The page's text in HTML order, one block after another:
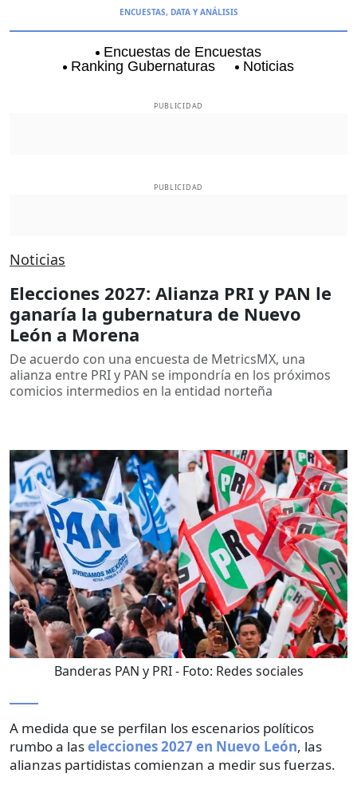
ENCUESTAS, DATA Y ANÁLISIS
Encuestas de Encuestas
Ranking Gubernaturas
Noticias
PUBLICIDAD
PUBLICIDAD
Noticias
Elecciones 2027: Alianza PRI y PAN le
ganaría la gubernatura de Nuevo
León a Morena
De acuerdo con una encuesta de MetricsMX, una
alianza entre PRI y PAN se impondría en los próximos
comicios intermedios en la entidad norteña
Banderas PAN y PRI- Foto: Redes sociales
A medida que se perfilan los escenarios políticos
rumbo a laselecciones 2027 en Nuevo León, las
alianzas partidistas comienzan a medir sus fuerzas.